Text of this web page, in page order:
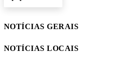
NOTÍCIAS GERAIS
NOTÍCIAS LOCAIS